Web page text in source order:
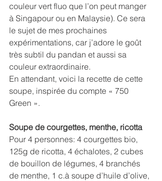
couleur vert fluo que l’on peut manger
à Singapour ou en Malaysie). Ce sera
le sujet de mes prochaines
expérimentations, car j’adore le goût
très subtil du pandan et aussi sa
couleur extraordinaire.
En attendant, voici la recette de cette
soupe, inspirée du compte « 750
Green ».
Soupe de courgettes, menthe, ricotta
Pour 4 personnes: 4 courgettes bio,
125g de ricotta, 4 échalotes, 2 cubes
de bouillon de légumes, 4 branchés
de menthe, 1 c.à soupe d’huile d’olive,